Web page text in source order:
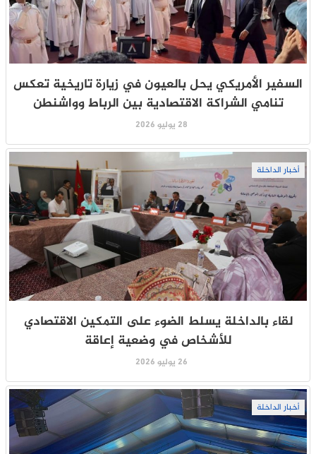
السفير الأمريكي يحل بالعيون في زيارة تاريخية تعكس
تنامي الشراكة الاقتصادية بين الرباط وواشنطن
28 يوليو 2026
أخبار الداخلة
لقاء بالداخلة يسلط الضوء على التمكين الاقتصادي
للأشخاص في وضعية إعاقة
26 يوليو 2026
أخبار الداخلة